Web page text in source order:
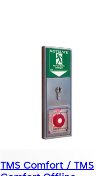
TMS Comfort / TMS